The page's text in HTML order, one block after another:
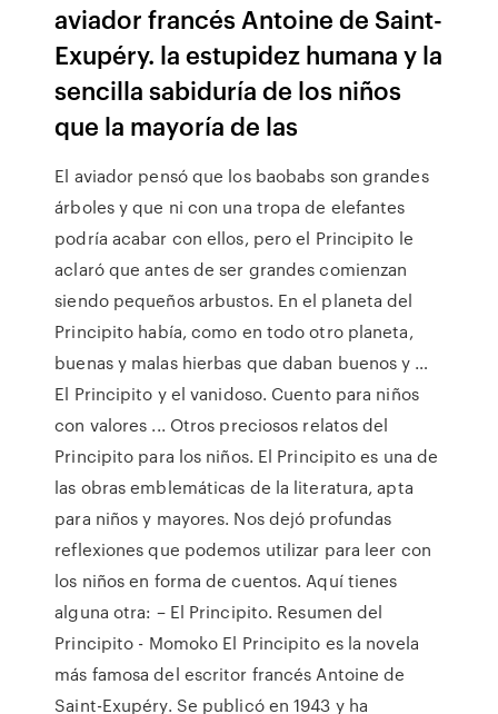
aviador francés Antoine de Saint-
Exupéry. la estupidez humana y la
sencilla sabiduría de los niños
que la mayoría de las
El aviador pensó que los baobabs son grandes
árboles y que ni con una tropa de elefantes
podría acabar con ellos, pero el Principito le
aclaró que antes de ser grandes comienzan
siendo pequeños arbustos. En el planeta del
Principito había, como en todo otro planeta,
buenas y malas hierbas que daban buenos y …
El Principito y el vanidoso. Cuento para niños
con valores ... Otros preciosos relatos del
Principito para los niños. El Principito es una de
las obras emblemáticas de la literatura, apta
para niños y mayores. Nos dejó profundas
reflexiones que podemos utilizar para leer con
los niños en forma de cuentos. Aquí tienes
alguna otra: – El Principito. Resumen del
Principito - Momoko El Principito es la novela
más famosa del escritor francés Antoine de
Saint-Exupéry. Se publicó en 1943 y ha